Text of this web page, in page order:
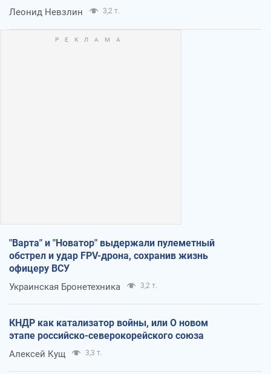
Леонид Невзлин 3,2 т.
"Варта" и "Новатор" выдержали пулеметный
обстрел и удар FPV-дрона, сохранив жизнь
офицеру ВСУ
Украинская Бронетехника 3,2 т.
КНДР как катализатор войны, или О новом
этапе российско-северокорейского союза
Алексей Кущ 3,3 т.